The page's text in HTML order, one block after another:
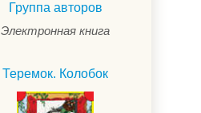
Группа авторов
Электронная книга
Теремок. Колобок